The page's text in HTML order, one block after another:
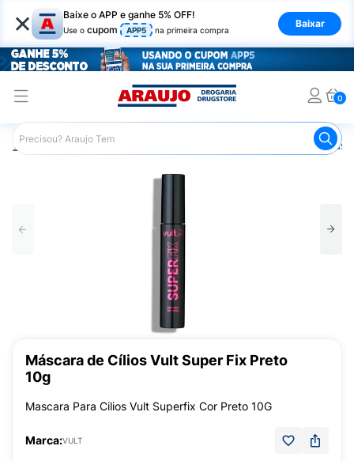
× Baixe o APP e ganhe 5% OFF!
Use o cupom APP5 na primeira compra
Baixar
0
Araujo Maquiagem
Máscara de Cílios Vult Super Fix Preto
10g
Mascara Para Cilios Vult Superfix Cor Preto 10G
Marca:VULT